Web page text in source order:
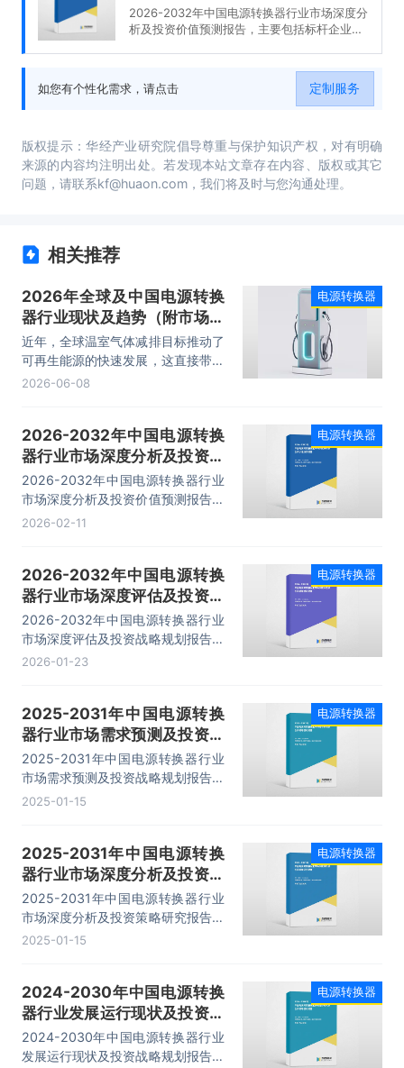
2026-2032年中国电源转换器行业市场深度分
析及投资价值预测报告，主要包括标杆企业研
如您有个性化需求，请点击
定制服务
版权提示：华经产业研究院倡导尊重与保护知识产权，对有明确
来源的内容均注明出处。若发现本站文章存在内容、版权或其它
问题，请联系kf@huaon.com，我们将及时与您沟通处理。
相关推荐
2026年全球及中国电源转换
器行业现状及趋势（附市场规
模、产业链及重点企业）
「图」
近年，全球温室气体减排目标推动了
可再生能源的快速发展，这直接带动
了对能将产生的直流电高效并入交流
了其内部车载充电器、DC-DC转换
器等核心部件市场的爆发式增长。
2024年全球电源转换器市场规模约
为2509亿元。
2026-06-08
电源转换器
2026-2032年中国电源转换
器行业市场深度分析及投资价
值预测报告
2026-2032年中国电源转换器行业
市场深度分析及投资价值预测报告，
主要包括标杆企业研究分析、产业链
2026-02-11
电源转换器
2026-2032年中国电源转换
器行业市场深度评估及投资战
略规划报告
2026-2032年中国电源转换器行业
市场深度评估及投资战略规划报告，
主要包括相关行业发展现状、重点企
2026-01-23
电源转换器
2025-2031年中国电源转换
器行业市场需求预测及投资战
略规划报告
2025-2031年中国电源转换器行业
市场需求预测及投资战略规划报告，
主要包括相关行业发展现状、重点企
2025-01-15
电源转换器
2025-2031年中国电源转换
器行业市场深度分析及投资策
略研究报告
2025-2031年中国电源转换器行业
市场深度分析及投资策略研究报告，
主要包括标杆企业研究分析、产业链
2025-01-15
电源转换器
2024-2030年中国电源转换
器行业发展运行现状及投资战
略规划报告
2024-2030年中国电源转换器行业
发展运行现状及投资战略规划报告，
电源转换器